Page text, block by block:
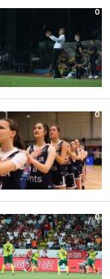
0
0
0